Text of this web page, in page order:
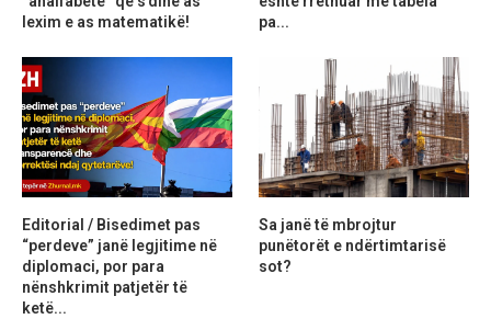
lexim e as matematikë!
pa...
Editorial / Bisedimet pas
“perdeve” janë legjitime në
diplomaci, por para
nënshkrimit patjetër të
ketë...
Sa janë të mbrojtur
punëtorët e ndërtimtarisë
sot?